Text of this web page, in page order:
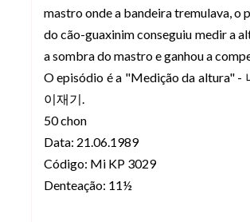
mastro onde a bandeira tremulava, o
do cão-guaxinim conseguiu medir a
a sombra do mastro e ganhou a
O episódio é a "Medição da altura" -
이재기.
50 chon
Data: 21.06.1989
Código: Mi KP 3029
Denteação: 11½